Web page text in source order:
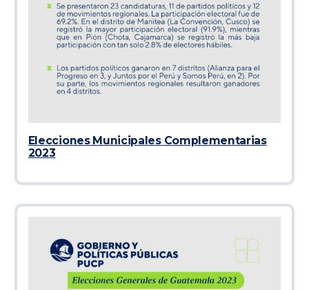
Elecciones Municipales Complementarias
2023